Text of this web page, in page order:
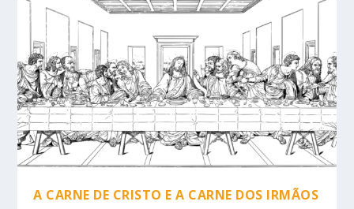
A CARNE DE CRISTO E A CARNE DOS IRMÃOS